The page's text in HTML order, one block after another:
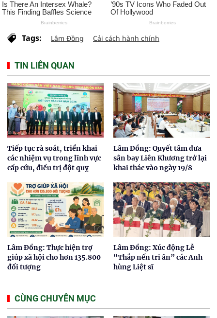
Tags: Lâm Đồng Cải cách hành chính
TIN LIÊN QUAN
Tiếp tục rà soát, triển khai
các nhiệm vụ trong lĩnh vực
cấp cứu, điều trị đột quỵ
Lâm Đồng: Quyết tâm đưa
sân bay Liên Khương trở lại
khai thác vào ngày 19/8
Lâm Đồng: Thực hiện trợ
giúp xã hội cho hơn 135.800
đối tượng
Lâm Đồng: Xúc động Lễ
“Thắp nến tri ân” các Anh
hùng Liệt sĩ
CÙNG CHUYÊN MỤC